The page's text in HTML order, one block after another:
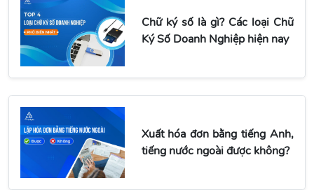
Chữ ký số là gì? Các loại Chữ
Ký Số Doanh Nghiệp hiện nay
Xuất hóa đơn bằng tiếng Anh,
tiếng nước ngoài được không?